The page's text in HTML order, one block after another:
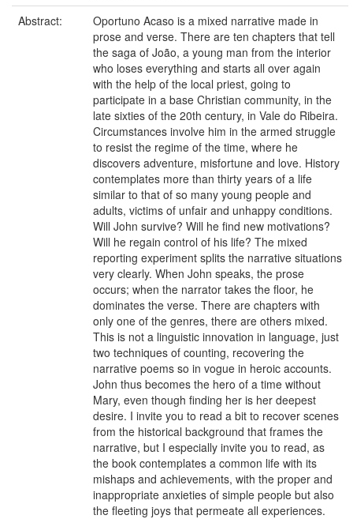
Abstract:
Oportuno Acaso is a mixed narrative made in
prose and verse. There are ten chapters that tell
the saga of João, a young man from the interior
who loses everything and starts all over again
with the help of the local priest, going to
participate in a base Christian community, in the
late sixties of the 20th century, in Vale do Ribeira.
Circumstances involve him in the armed struggle
to resist the regime of the time, where he
discovers adventure, misfortune and love. History
contemplates more than thirty years of a life
similar to that of so many young people and
adults, victims of unfair and unhappy conditions.
Will John survive? Will he find new motivations?
Will he regain control of his life? The mixed
reporting experiment splits the narrative situations
very clearly. When John speaks, the prose
occurs; when the narrator takes the floor, he
dominates the verse. There are chapters with
only one of the genres, there are others mixed.
This is not a linguistic innovation in language, just
two techniques of counting, recovering the
narrative poems so in vogue in heroic accounts.
John thus becomes the hero of a time without
Mary, even though finding her is her deepest
desire. I invite you to read a bit to recover scenes
from the historical background that frames the
narrative, but I especially invite you to read, as
the book contemplates a common life with its
mishaps and achievements, with the proper and
inappropriate anxieties of simple people but also
the fleeting joys that permeate all experiences.